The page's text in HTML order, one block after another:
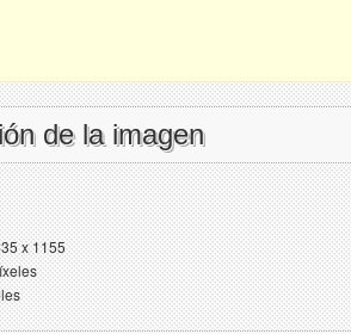
de la imagen
x 1155